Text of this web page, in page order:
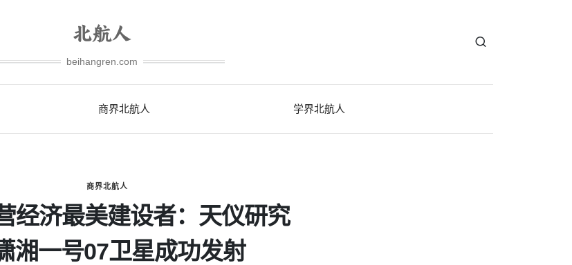
beihangren.com
商界北航人 学界北航人
商界北航人
经济最美建设者：天仪研究
湘一号07卫星成功发射